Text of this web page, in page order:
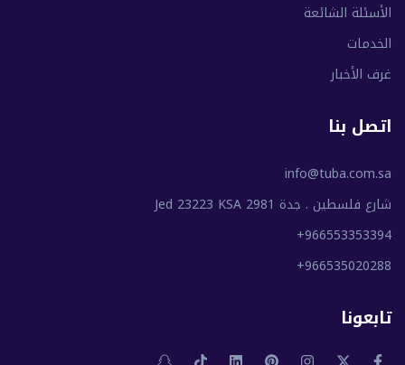
الأسئلة الشائعة
الخدمات
غرف الأخبار
اتصل بنا
info@tuba.com.sa
شارع فلسطين . جدة 2981 Jed 23223 KSA
+966553353394
+966535020288
تابعونا